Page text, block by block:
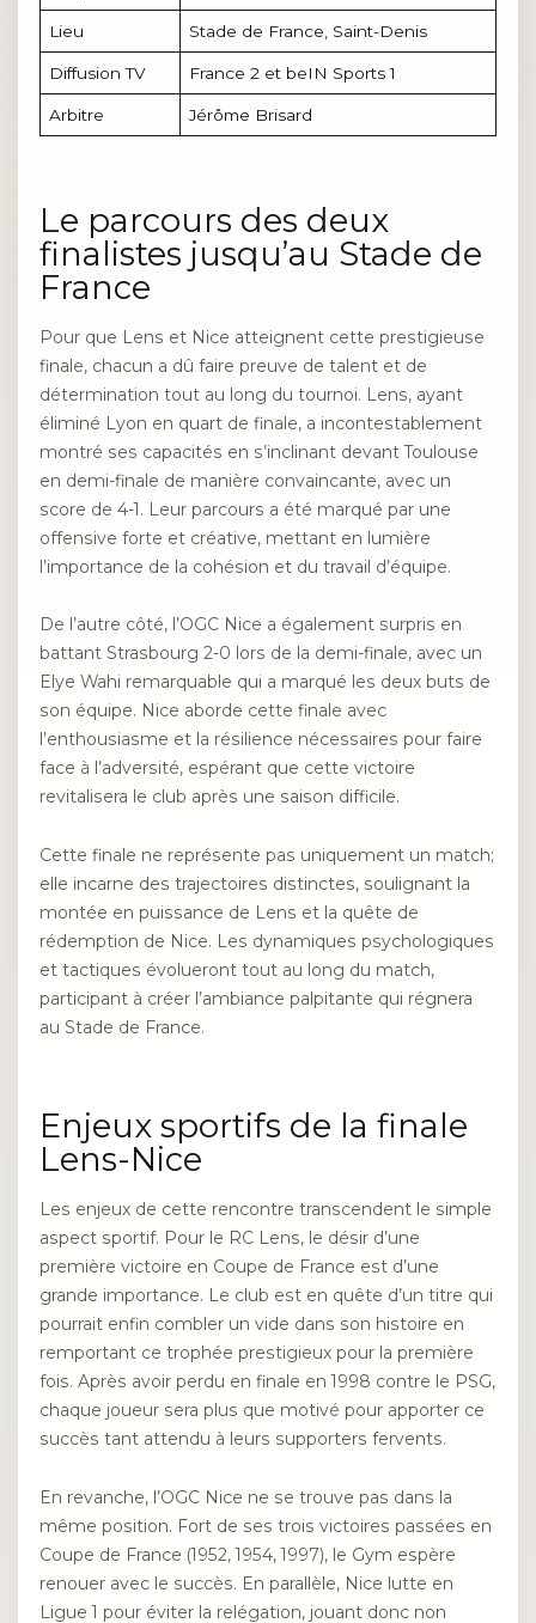
Lieu Stade de France, Saint-Denis
Diffusion TV France 2 et beIN Sports 1
Arbitre Jérôme Brisard
Le parcours des deux
finalistes jusqu’au Stade de
France
Pour que Lens et Nice atteignent cette prestigieuse
finale, chacun a dû faire preuve de talent et de
détermination tout au long du tournoi. Lens, ayant
éliminé Lyon en quart de finale, a incontestablement
montré ses capacités en s’inclinant devant Toulouse
en demi-finale de manière convaincante, avec un
score de 4-1. Leur parcours a été marqué par une
offensive forte et créative, mettant en lumière
l’importance de la cohésion et du travail d’équipe.
De l’autre côté, l’OGC Nice a également surpris en
battant Strasbourg 2-0 lors de la demi-finale, avec un
Elye Wahi remarquable qui a marqué les deux buts de
son équipe. Nice aborde cette finale avec
l’enthousiasme et la résilience nécessaires pour faire
face à l’adversité, espérant que cette victoire
revitalisera le club après une saison difficile.
Cette finale ne représente pas uniquement un match;
elle incarne des trajectoires distinctes, soulignant la
montée en puissance de Lens et la quête de
rédemption de Nice. Les dynamiques psychologiques
et tactiques évolueront tout au long du match,
participant à créer l’ambiance palpitante qui régnera
au Stade de France.
Enjeux sportifs de la finale
Lens-Nice
Les enjeux de cette rencontre transcendent le simple
aspect sportif. Pour le RC Lens, le désir d’une
première victoire en Coupe de France est d’une
grande importance. Le club est en quête d’un titre qui
pourrait enfin combler un vide dans son histoire en
remportant ce trophée prestigieux pour la première
fois. Après avoir perdu en finale en 1998 contre le PSG,
chaque joueur sera plus que motivé pour apporter ce
succès tant attendu à leurs supporters fervents.
En revanche, l’OGC Nice ne se trouve pas dans la
même position. Fort de ses trois victoires passées en
Coupe de France (1952, 1954, 1997), le Gym espère
renouer avec le succès. En parallèle, Nice lutte en
Ligue 1 pour éviter la relégation, jouant donc non